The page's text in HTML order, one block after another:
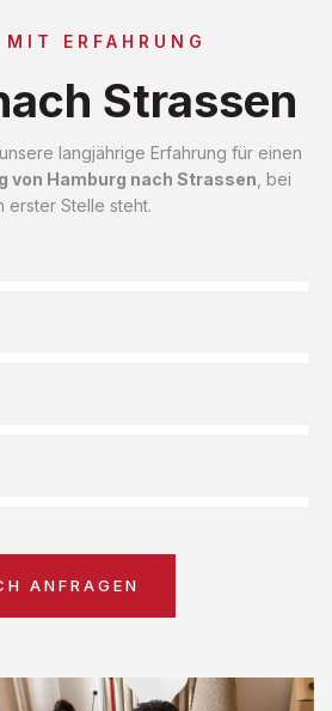
ERFAHRUNG
Strassen
langjährige Erfahrung für einen
von Hamburg nach Strassen , bei
erster Stelle steht.
ANFRAGEN